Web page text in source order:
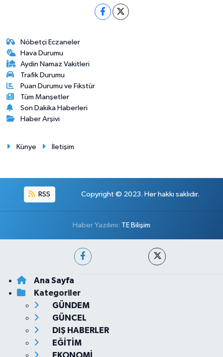
Nöbetçi Eczaneler
Hava Durumu
Aydin Namaz Vakitleri
Trafik Durumu
Puan Durumu ve Fikstür
Tüm Manşetler
Son Dakika Haberleri
Haber Arşivi
Künye İletişim
RSS Copyright © 2023. Her hakkı saklıdır.
Haber Yazılımı: TE Bilişim
Ana Sayfa
Kategoriler
GÜNDEM
GÜNCEL
DIŞ HABERLER
EĞİTİM
EKONOMİ